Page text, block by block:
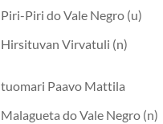
Piri-Piri do Vale Negro (u)
Hirsituvan Virvatuli (n)
tuomari Paavo Mattila
Malagueta do Vale Negro (n)